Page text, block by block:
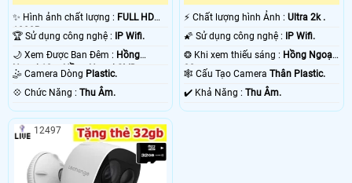
✨ Hình ảnh chất lượng : FULL HD
1080P .
🏆 Sử dụng công nghệ :
IP Wifi.
🌙 Xem Được Ban Đêm : Hồng
Ngoại 10m Hồng Ngoại SMD.
🤹 Camera Dòng Plastic.
️💠 Chức Năng : Thu Âm.
️⚡ Chất lượng hình Ảnh :Ultra 2k .
🌠 Sử dụng công nghệ :
IP Wifi.
❂ Khi xem thiếu sáng : Hồng Ngoại
30m .🕸️ Cấu Tạo CameraThân Plastic.
️✔️ Khả Năng :Thu Âm.
12497